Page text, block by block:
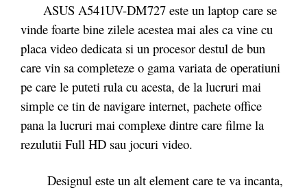
ASUS A541UV-DM727 este un laptop care se
vinde foarte bine zilele acestea mai ales ca vine cu
placa video dedicata si un procesor destul de bun
care vin sa completeze o gama variata de operatiuni
pe care le puteti rula cu acesta, de la lucruri mai
simple ce tin de navigare internet, pachete office
pana la lucruri mai complexe dintre care filme la
rezulutii Full HD sau jocuri video.
Designul este un alt element care te va incanta,